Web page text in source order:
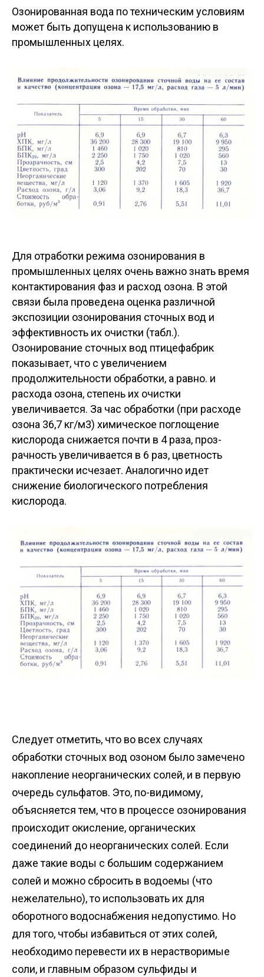
Озонированная вода по техническим условиям
может быть допущена к использованию в
промышленных целях.
Для отработки режима озонирования в
промышленных целях очень важно знать время
контактирования фаз и расход озона. В этой
связи была проведена оценка различной
экспозиции озонирования сточных вод и
эффективность их очистки (табл.).
Озонирование сточных вод птицефабрик
показывает, что с увеличением
продолжительности обработки, а равно. и
расхода озона, степень их очистки
увеличивается. За час обработки (при расходе
озона 36,7 кг/м3) химическое поглощение
кислорода снижается почти в 4 раза, проз-
рачность увеличивается в 6 раз, цветность
практически исчезает. Аналогично идет
снижение биологического потребления
кислорода.
Следует отметить, что во всех случаях
обработки сточных вод озоном было замечено
накопление неорганических солей, и в первую
очередь сульфатов. Это, по-видимому,
объясняется тем, что в процессе озонирования
происходит окисление, органических
соединений до неорганических солей. Если
даже такие воды с большим содержанием
солей и можно сбросить в водоемы (что
нежелательно), то использовать их для
оборотного водоснабжения недопустимо. Но
для того, чтобы избавиться от этих солей,
необходимо перевести их в нерастворимые
соли, и главным образом сульфиды и